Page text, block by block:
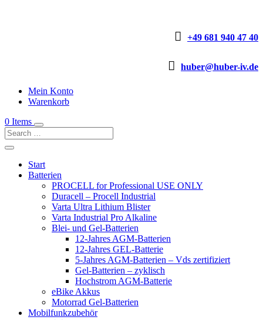
 +49 681 940 47 40
 huber@huber-iv.de
Mein Konto
Warenkorb
0 Items
Start
Batterien
PROCELL for Professional USE ONLY
Duracell – Procell Industrial
Varta Ultra Lithium Blister
Varta Industrial Pro Alkaline
Blei- und Gel-Batterien
12-Jahres AGM-Batterien
12-Jahres GEL-Batterie
5-Jahres AGM-Batterien – Vds zertifiziert
Gel-Batterien – zyklisch
Hochstrom AGM-Batterie
eBike Akkus
Motorrad Gel-Batterien
Mobilfunkzubehör